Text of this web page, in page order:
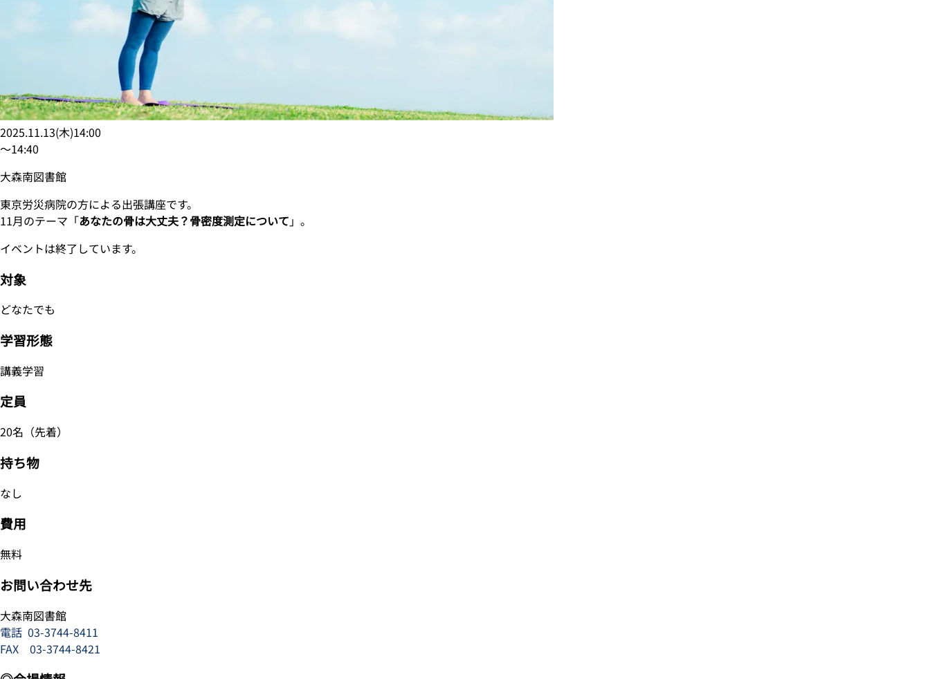
2025.11.13(木)14:00
〜14:40
大森南図書館
東京労災病院の方による出張講座です。
11月のテーマ「あなたの骨は大丈夫？骨密度測定について 」。
イベントは終了しています。
対象
どなたでも
学習形態
講義学習
定員
20名（先着）
持ち物
なし
費用
無料
お問い合わせ先
大森南図書館
電話 03-3744-8411
FAX 03-3744-8421